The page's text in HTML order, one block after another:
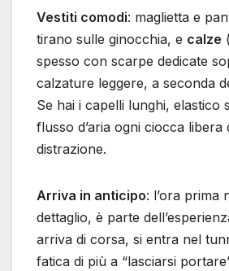
Vestiti comodi: maglietta e
tirano sulle ginocchia, e calze
spesso con scarpe dedicate
calzature leggere, a seconda
Se hai i capelli lunghi, elastico
flusso d’aria ogni ciocca libera
distrazione.
Arriva in anticipo: l’ora prima
dettaglio, è parte
arriva di corsa, si entra nel
fatica di più a “lasciarsi